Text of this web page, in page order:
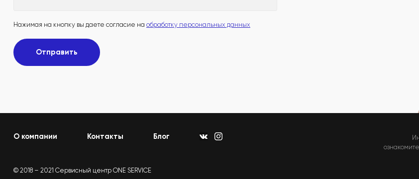
Нажимая на кнопку вы даете согласие на обработку персональных данных
Отправить
О компании Контакты Блог
© 2018 – 2021 Сервисный центр ONE SERVICE